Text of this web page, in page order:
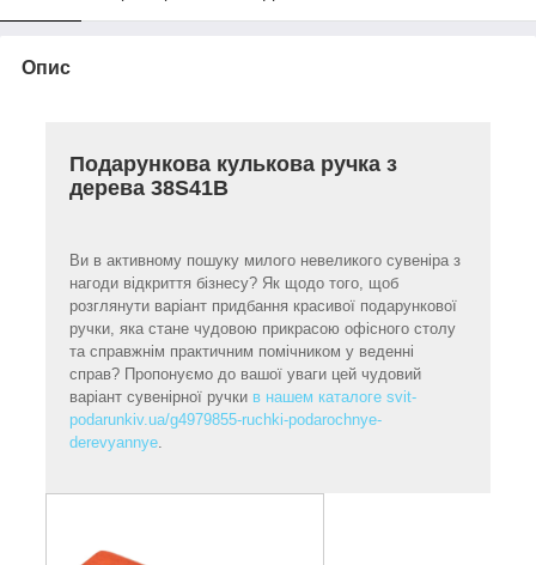
Опис
Подарункова кулькова ручка з
дерева 38S41В
Ви в активному пошуку милого невеликого сувеніра з
нагоди відкриття бізнесу? Як щодо того, щоб
розглянути варіант придбання красивої подарункової
ручки, яка стане чудовою прикрасою офісного столу
та справжнім практичним помічником у веденні
справ? Пропонуємо до вашої уваги цей чудовий
варіант сувенірної ручки в нашем каталоге svit-
podarunkiv.ua/g4979855-ruchki-podarochnye-
derevyannye.